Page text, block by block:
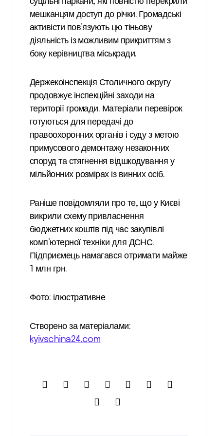
мешканцям доступ до річки. Громадські
активісти пов’язують цю тіньову
діяльність із можливим прикриттям з
боку керівництва міськради.
Держекоінспекція Столичного округу
продовжує інспекційні заходи на
території громади. Матеріали перевірок
готуються для передачі до
правоохоронних органів і суду з метою
примусового демонтажу незаконних
споруд та стягнення відшкодування у
мільйонних розмірах із винних осіб.
Раніше повідомляли про те, що у Києві
викрили схему привласнення
бюджетних коштів під час закупівлі
комп’ютерної техніки для ДСНС.
Підприємець намагався отримати майже
1 млн грн.
Фото: ілюстративне
Створено за матеріалами:
kyivschina24.com